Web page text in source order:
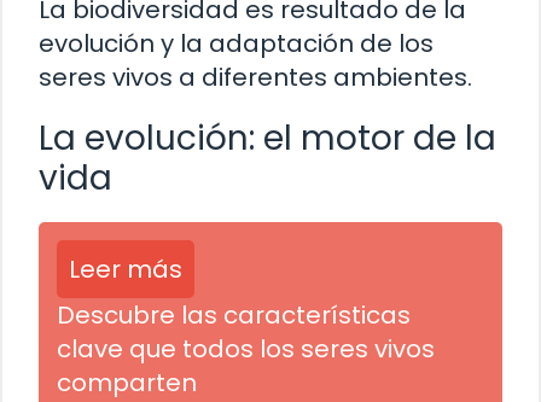
La biodiversidad es resultado de la
evolución y la adaptación de los
seres vivos a diferentes ambientes.
La evolución: el motor de la
vida
Leer más
Descubre las características
clave que todos los seres vivos
comparten